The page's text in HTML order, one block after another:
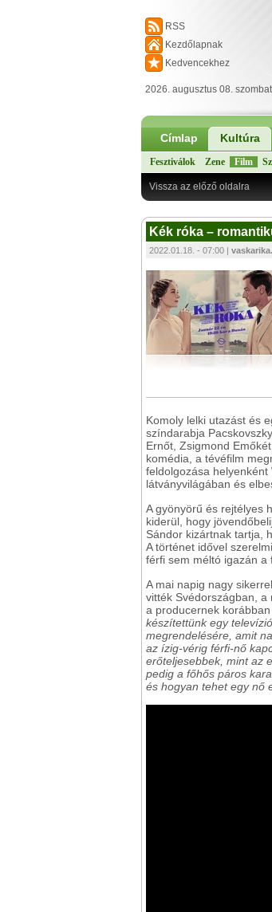
RSS
Kezdőlapnak
Kedvencekhez
2026. augusztus 08. szombat
Címlap Kultúra
Fesztiválok Zene Film
Vissza az előző oldalra
Kék róka –
2022.01.18. - 07:00 |
Komoly lelki utazást és
színdarabja
Ernőt, Zsigmond
komédia, a tévéfilm
feldolgozása helyenként
látványvilágában és
A gyönyörű és rejtélyes
kiderül, hogy
Sándor kizártnak tartja,
A történet idővel
férfi sem méltó igazán a
A mai napig nagy
vitték Svédországban, a
a producernek
készítettünk egy
megrendelésére, amit
az ízig-vérig férfi-nő
erőteljesebbek, mint az
pedig a főhős páros
és hogyan tehet egy nő